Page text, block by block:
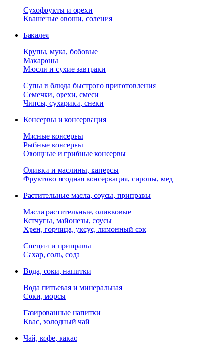
Сухофрукты и орехи
Квашеные овощи, соления
Бакалея
Крупы, мука, бобовые
Макароны
Мюсли и сухие завтраки
Супы и блюда быстрого приготовления
Семечки, орехи, смеси
Чипсы, сухарики, снеки
Консервы и консервация
Мясные консервы
Рыбные консервы
Овощные и грибные консервы
Оливки и маслины, каперсы
Фруктово-ягодная консервация, сиропы, мед
Растительные масла, соусы, приправы
Масла растительные, оливковые
Кетчупы, майонезы, соусы
Хрен, горчица, уксус, лимонный сок
Специи и приправы
Сахар, соль, сода
Вода, соки, напитки
Вода питьевая и минеральная
Соки, морсы
Газированные напитки
Квас, холодный чай
Чай, кофе, какао